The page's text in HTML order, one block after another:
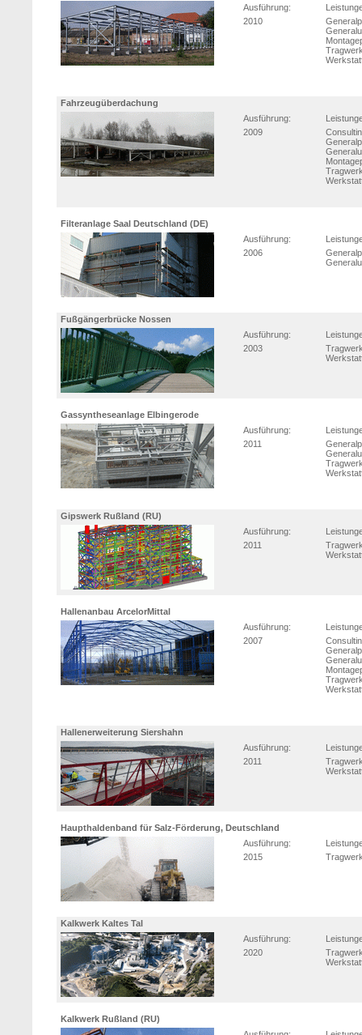
Ausführung:
2010
Fahrzeugüberdachung
Ausführung:
2009
Filteranlage Saal Deutschland (DE)
Ausführung:
2006
Fußgängerbrücke Nossen
Ausführung:
2003
Gassyntheseanlage Elbingerode
Ausführung:
2011
Gipswerk Rußland (RU)
Ausführung:
2011
Hallenanbau ArcelorMittal
Ausführung:
2007
Hallenerweiterung Siershahn
Ausführung:
2011
Haupthaldenband für Salz-Förderung, Deutschland
Ausführung:
2015
Kalkwerk Kaltes Tal
Ausführung:
2020
Kalkwerk Rußland (RU)